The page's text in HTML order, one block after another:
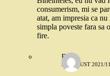
consumerism, mi se
atat, am impresia ca
simpla poveste fara sa
fire.
Robo
26 AUGUST 2021/